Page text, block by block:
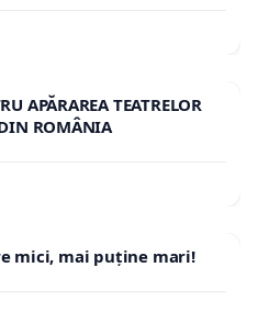
APĂRAREA TEATRELOR
DIN ROMÂNIA
mici, mai puține mari!